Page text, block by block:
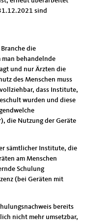
sind
die
behandelnde
und nur Ärzten die
des Menschen muss
dass Institute,
wurden und diese
die Nutzung der Geräte
sämtlicher Institute, die
am Menschen
Schulung
(bei Geräten mit
bereits
nicht mehr umsetzbar,